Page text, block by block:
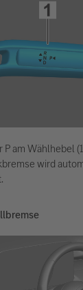
P am Wählhebel
wird